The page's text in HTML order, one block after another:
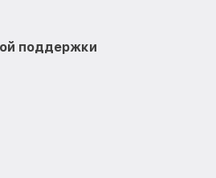
поддержки